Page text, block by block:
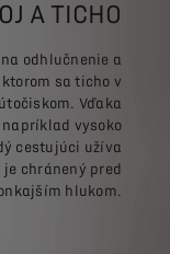
A TICHO
odhlučnenie a
sa ticho v
Vďaka
vysoko
cestujúci užíva
chránený pred
hlukom.